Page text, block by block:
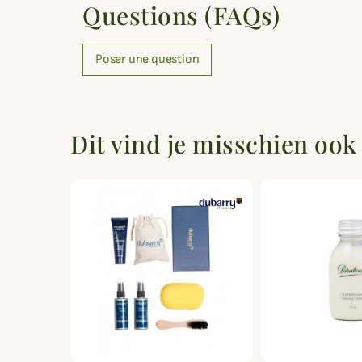
Questions (FAQs)
Poser une question
Dit vind je misschien